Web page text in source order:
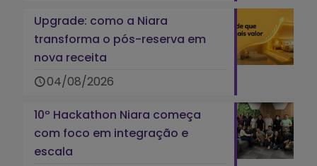
Upgrade: como a Niara
transforma o pós-reserva em
nova receita
04/08/2026
10º Hackathon Niara começa
com foco em integração e
escala